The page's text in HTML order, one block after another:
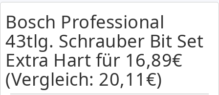
Bosch Professional
43tlg. Schrauber Bit Set
Extra Hart für 16,89€
(Vergleich: 20,11€)